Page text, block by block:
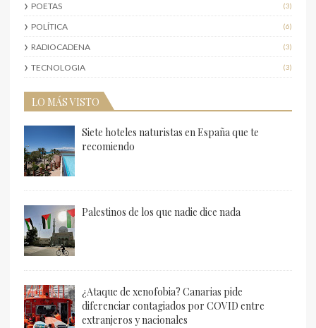
POETAS (3)
POLÍTICA (6)
RADIOCADENA (3)
TECNOLOGIA (3)
LO MÁS VISTO
Siete hoteles naturistas en España que te
recomiendo
Palestinos de los que nadie dice nada
¿Ataque de xenofobia? Canarias pide
diferenciar contagiados por COVID entre
extranjeros y nacionales